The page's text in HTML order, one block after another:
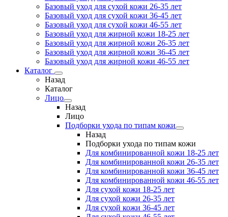
Базовый уход для сухой кожи 26-35 лет
Базовый уход для сухой кожи 36-45 лет
Базовый уход для сухой кожи 46-55 лет
Базовый уход для жирной кожи 18-25 лет
Базовый уход для жирной кожи 26-35 лет
Базовый уход для жирной кожи 36-45 лет
Базовый уход для жирной кожи 46-55 лет
Каталог
Назад
Каталог
Лицо
Назад
Лицо
Подборки ухода по типам кожи
Назад
Подборки ухода по типам кожи
Для комбинированной кожи 18-25 лет
Для комбинированной кожи 26-35 лет
Для комбинированной кожи 36-45 лет
Для комбинированной кожи 46-55 лет
Для сухой кожи 18-25 лет
Для сухой кожи 26-35 лет
Для сухой кожи 36-45 лет